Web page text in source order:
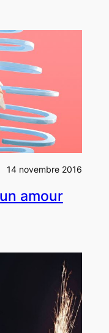
14 novembre 2016
amour